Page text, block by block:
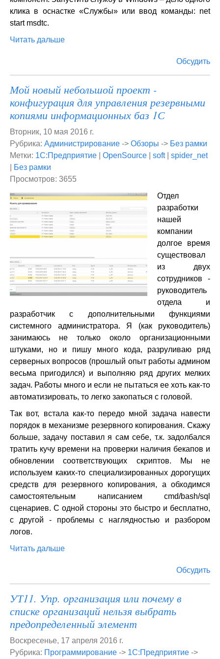
клика в оснастке «Службы» или ввод команды: net
start msdtc.
Читать дальше
Обсудить
Мой новый небольшой проект -
конфигурация для управления резервными
копиями информационных баз 1С
Вторник, 10 мая 2016 г.
Рубрика: Администрирование -> Обзоры -> Без рамки
Метки: 1С:Предприятие OpenSource soft| spider_net
Без рамки
Просмотров: 3655
Отдел
разработки
нашей
компании
долгое время
существовал
из двух
сотрудников -
руководитель
отдела и
разработчик с дополнительными функциями
системного администратора. Я (как руководитель)
занимаюсь не только около организационными
штуками, но и пишу много кода, разруливаю ряд
серверных вопросов (прошлый опыт работы админом
весьма пригодился) и выполняю ряд других мелких
задач. Работы много и если не пытаться ее хоть как-то
автоматизировать, то легко закопаться с головой.
Так вот, встала как-то передо мной задача навести
порядок в механизме резервного копирования. Скажу
больше, задачу поставил я сам себе, т.к. задолбался
тратить кучу времени на проверки наличия бекапов и
обновлении соответствующих скриптов. Мы не
используем каких-то специализированных дорогущих
средств для резервного копирования, а обходимся
самостоятельным написанием cmd/bash/sql
сценариев. С одной стороны это быстро и бесплатно,
с другой - проблемы с наглядностью и разбором
логов.
Читать дальше
Обсудить
УТ11. Упр. организация или почему в
списке организаций нельзя выбрать
предопределенный элемент
Воскресенье, 17 апреля 2016 г.
Рубрика: Программирование -> 1С:Предприятие ->